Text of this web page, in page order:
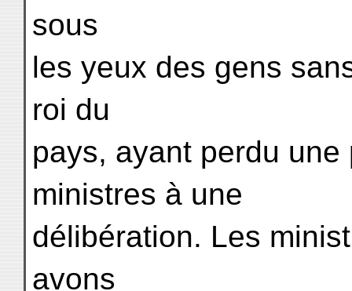
sous
les yeux des gens
roi du
pays, ayant perdu
ministres à une
délibération. Les
avons